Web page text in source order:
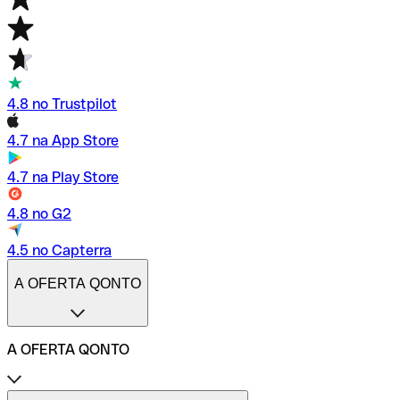
4.8 no Trustpilot
4.7 na App Store
4.7 na Play Store
4.8 no G2
4.5 no Capterra
A OFERTA QONTO
A OFERTA QONTO